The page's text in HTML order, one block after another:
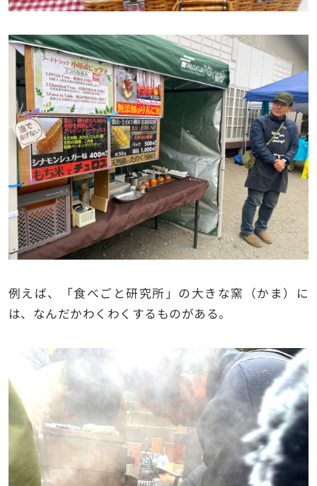
例えば、「食べごと研究所」の大きな窯（かま）に
は、なんだかわくわくするものがある。